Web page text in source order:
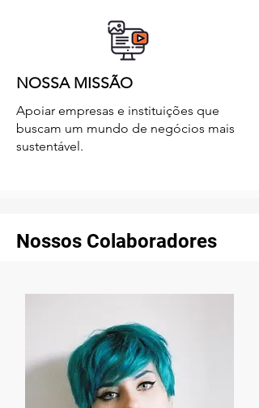
NOSSA MISSÃO
Apoiar empresas e instituições que
buscam um mundo de negócios mais
sustentável.
Nossos Colaboradores